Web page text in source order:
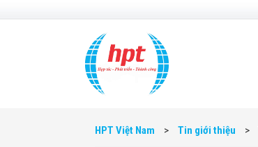
HPT Việt Nam > Tin giới thiệu >